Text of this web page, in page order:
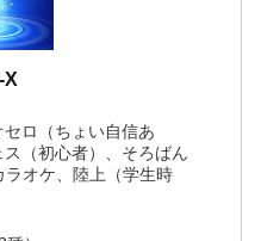
X
ロ（ちょい自信あ
（初心者）、そろばん
オケ、陸上（学生時